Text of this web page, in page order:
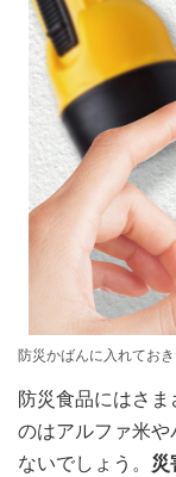
防災かばんに入れてお
防災食品にはさ
のはアルファ米や
ないでしょう。 災